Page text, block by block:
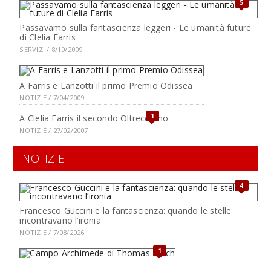
5
Passavamo sulla fantascienza leggeri - Le umanità future
di Clelia Farris
SERVIZI / 8/10/2009
A Farris e Lanzotti il primo Premio Odissea
NOTIZIE / 7/04/2009
1
A Clelia Farris il secondo Oltrecosmo
NOTIZIE / 27/02/2007
NOTIZIE
4
Francesco Guccini e la fantascienza: quando le stelle
incontravano l’ironia
NOTIZIE / 7/08/2026
1